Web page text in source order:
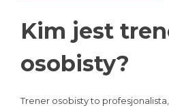
Kim jest
osobisty?
Trener osobisty to